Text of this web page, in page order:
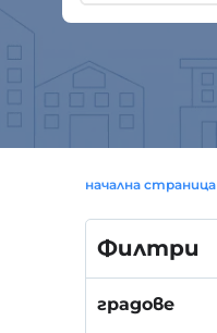
начална страница
Филтри
градове